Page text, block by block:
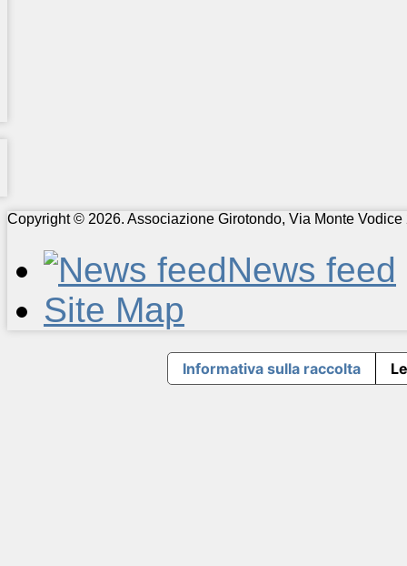
Copyright © 2026. Associazione Girotondo, Via Monte Vodice
News feed
Site Map
Informativa sulla raccolta